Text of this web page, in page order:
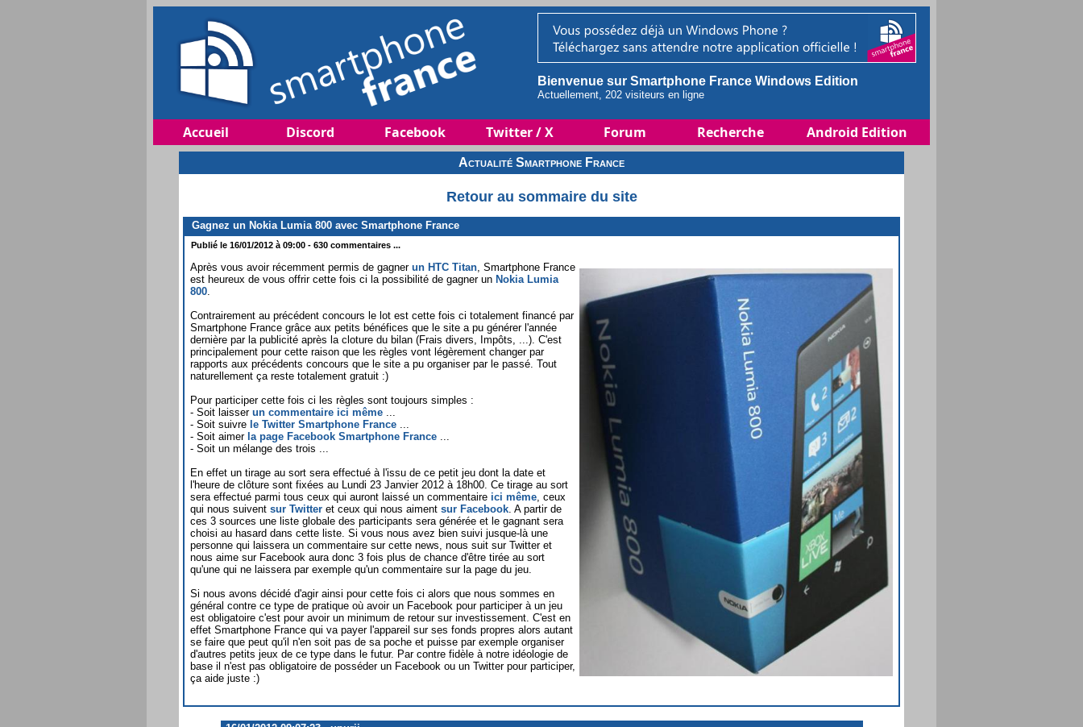
Bienvenue sur Smartphone France Windows Edition
Actuellement, 202 visiteurs en ligne
Accueil Discord Facebook Twitter / X Forum Recherche Android Edition
Actualité Smartphone France
Retour au sommaire du site
Gagnez un Nokia Lumia 800 avec Smartphone France
Publié le 16/01/2012 à 09:00 - 630 commentaires ...
Après vous avoir récemment permis de gagner un HTC Titan , Smartphone France
est heureux de vous offrir cette fois ci la possibilité de gagner un Nokia Lumia
800
Contrairement au précédent concours le lot est cette fois ci totalement financé par
Smartphone France grâce aux petits bénéfices que le site a pu générer l'année
dernière par la publicité après la cloture du bilan (Frais divers, Impôts, ...). C'est
principalement pour cette raison que les règles vont légèrement changer par
rapports aux précédents concours que le site a pu organiser par le passé. Tout
naturellement ça reste totalement gratuit :)
Pour participer cette fois ci les règles sont toujours simples :
- Soit laisser un commentaire ici même
- Soit suivre le Twitter Smartphone France
- Soit aimer la page Facebook Smartphone France
- Soit un mélange des trois ...
En effet un tirage au sort sera effectué à l'issu de ce petit jeu dont la date et
l'heure de clôture sont fixées au Lundi 23 Janvier 2012 à 18h00. Ce tirage au sort
sera effectué parmi tous ceux qui auront laissé un commentaire ici même , ceux
qui nous suivent sur Twitter et ceux qui nous aiment sur Facebook . A partir de
ces 3 sources une liste globale des participants sera générée et le gagnant sera
choisi au hasard dans cette liste. Si vous nous avez bien suivi jusque-là une
personne qui laissera un commentaire sur cette news, nous suit sur Twitter et
nous aime sur Facebook aura donc 3 fois plus de chance d'être tirée au sort
qu'une qui ne laissera par exemple qu'un commentaire sur la page du jeu.
Si nous avons décidé d'agir ainsi pour cette fois ci alors que nous sommes en
général contre ce type de pratique où avoir un Facebook pour participer à un jeu
est obligatoire c'est pour avoir un minimum de retour sur investissement. C'est en
effet Smartphone France qui va payer l'appareil sur ses fonds propres alors autant
se faire que peut qu'il n'en soit pas de sa poche et puisse par exemple organiser
d'autres petits jeux de ce type dans le futur. Par contre fidèle à notre idéologie de
base il n'est pas obligatoire de posséder un Facebook ou un Twitter pour participer,
ça aide juste :)